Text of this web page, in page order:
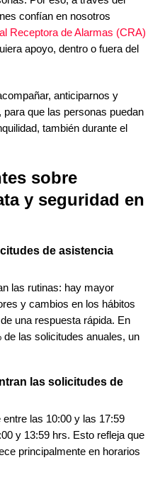
confían en nosotros
Receptora de Alarmas (CRA)
apoyo, dentro o fuera del
anticiparnos y
que las personas puedan
también durante el
sobre
y seguridad en
de asistencia
las rutinas: hay mayor
y cambios en los hábitos
una respuesta rápida. En
las solicitudes anuales, un
las solicitudes de
las 10:00 y las 17:59
y 13:59 hrs. Esto refleja que
principalmente en horarios